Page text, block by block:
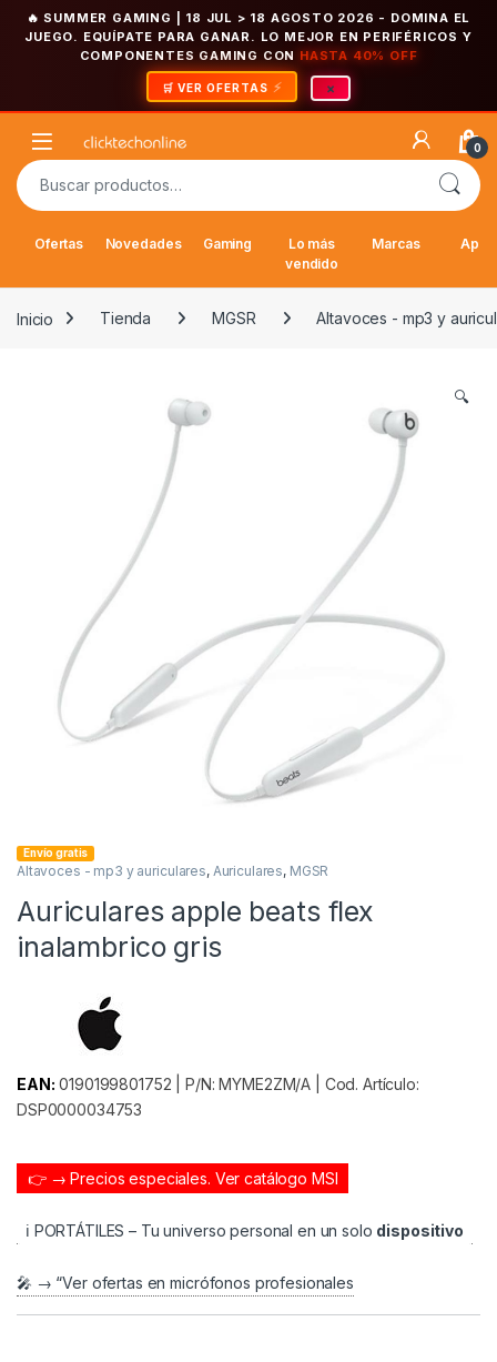
🔥 SUMMER GAMING | 18 JUL > 18 AGOSTO 2026 - DOMINA EL
JUEGO. EQUÍPATE PARA GANAR. LO MEJOR EN PERIFÉRICOS Y
COMPONENTES GAMING CON HASTA 40% OFF
🛒 VER OFERTAS ×
Open 0
Buscar por:
Ofertas Novedades Gaming
Lo más
vendido
Marcas
Inicio Tienda MGSR Altavoces - mp3 y
🔍
Envío gratis
Altavoces - mp3 y auriculares, Auriculares, MGSR
Auriculares apple beats flex
inalambrico gris
EAN: 0190199801752 | P/N: MYME2ZM/A | Cod. Artículo:
DSP0000034753
👉 → Precios especiales. Ver catálogo MSI
ℹ️ PORTÁTILES – Tu universo personal en un solo dispositivo
🎤 → “Ver ofertas en micrófonos profesionales